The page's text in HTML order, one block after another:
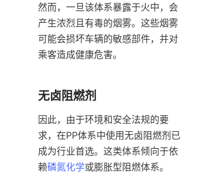
然而，一旦该体系暴露于火中，会
产生浓烈且有毒的烟雾。这些烟雾
可能会损坏车辆的敏感部件，并对
乘客造成健康危害。
无卤阻燃剂
因此，由于环境和安全法规的要
求，在PP体系中使用无卤阻燃剂已
成为行业首选。这类体系倾向于依
赖磷氮化学或膨胀型阻燃体系。